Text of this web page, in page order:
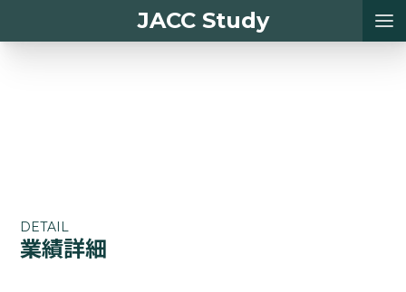
JACC Study
DETAIL
業績詳細